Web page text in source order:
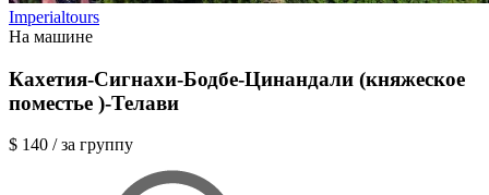
Imperialtours
На машине
Кахетия-Сигнахи-Бодбе-Цинандали (княжеское
поместье )-Телави
$ 140 / за группу